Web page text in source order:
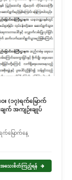
(၁၇)ရက်မြောက်
ကြားချက် အကျဉ်းချုပ်
မြောက်နေ့
အသေးစိတ်ကြည့်ရန်